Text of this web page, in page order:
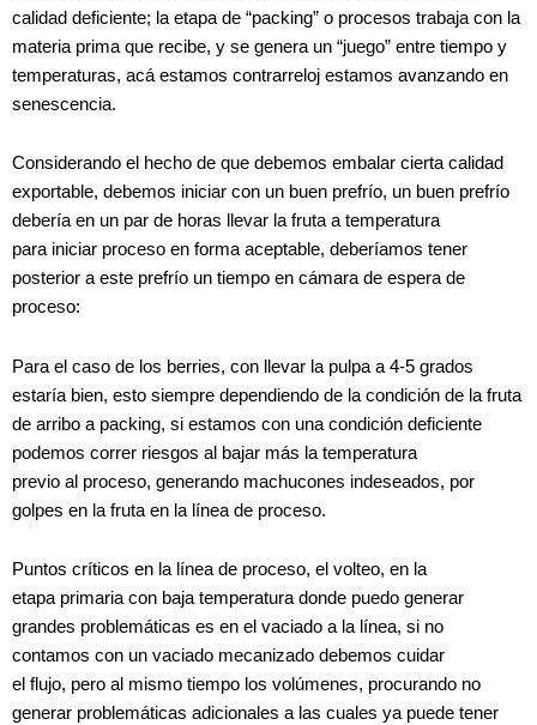
calidad deficiente; la etapa de “packing” o procesos trabaja con la
materia prima que recibe, y se genera un “juego” entre tiempo y
temperaturas, acá estamos contrarreloj estamos avanzando en
senescencia.
Considerando el hecho de que debemos embalar cierta calidad
exportable, debemos iniciar con un buen prefrío, un buen prefrío
debería en un par de horas llevar la fruta a temperatura
para iniciar proceso en forma aceptable, deberíamos tener
posterior a este prefrío un tiempo en cámara de espera de
proceso:
Para el caso de los berries, con llevar la pulpa a 4-5 grados
estaría bien, esto siempre dependiendo de la condición de la fruta
de arribo a packing, si estamos con una condición deficiente
podemos correr riesgos al bajar más la temperatura
previo al proceso, generando machucones indeseados, por
golpes en la fruta en la línea de proceso.
Puntos críticos en la línea de proceso, el volteo, en la
etapa primaria con baja temperatura donde puedo generar
grandes problemáticas es en el vaciado a la línea, si no
contamos con un vaciado mecanizado debemos cuidar
el flujo, pero al mismo tiempo los volúmenes, procurando no
generar problemáticas adicionales a las cuales ya puede tener